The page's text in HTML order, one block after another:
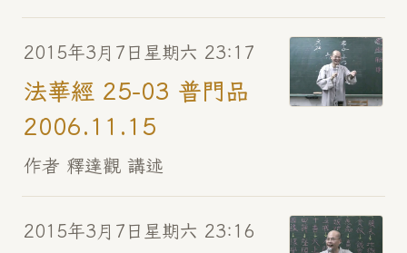
2015年3月7日星期六 23:17
法華經 25-03 普門品
2006.11.15
作者 釋達觀 講述
2015年3月7日星期六 23:16